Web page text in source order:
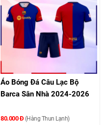
Áo Bóng Đá Câu Lạc Bộ
Barca Sân Nhà 2024-2026
80.000 Đ (Hàng Thun Lạnh)